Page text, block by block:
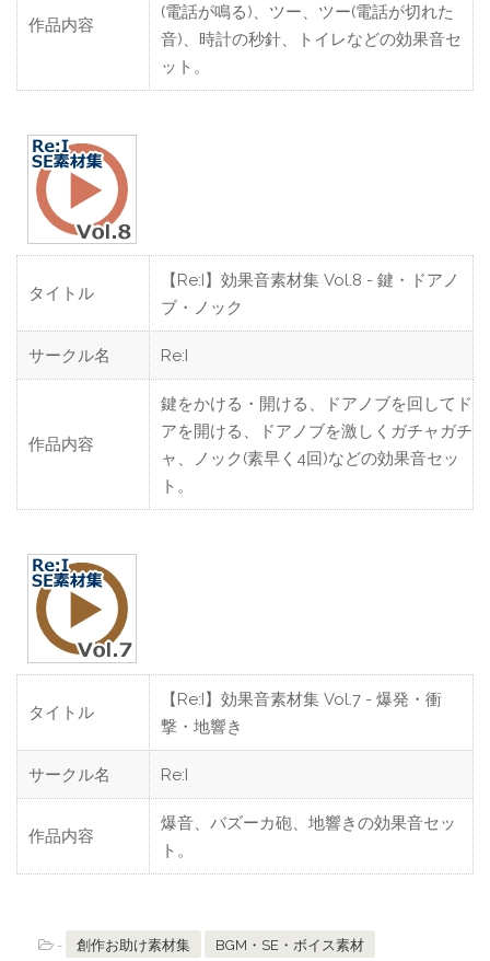
作品内容
(電話が鳴る)、ツー、ツー(電話が切れた
音)、時計の秒針、トイレなどの効果音セ
ット。
タイトル
【Re:I】効果音素材集 Vol.8 - 鍵・ドアノ
ブ・ノック
サークル名 Re:I
作品内容
鍵をかける・開ける、ドアノブを回してド
アを開ける、ドアノブを激しくガチャガチ
ャ、ノック(素早く4回)などの効果音セッ
ト。
タイトル
【Re:I】効果音素材集 Vol.7 - 爆発・衝
撃・地響き
サークル名 Re:I
作品内容
爆音、バズーカ砲、地響きの効果音セッ
ト。
- 創作お助け素材集
BGM・SE・ボイス素材